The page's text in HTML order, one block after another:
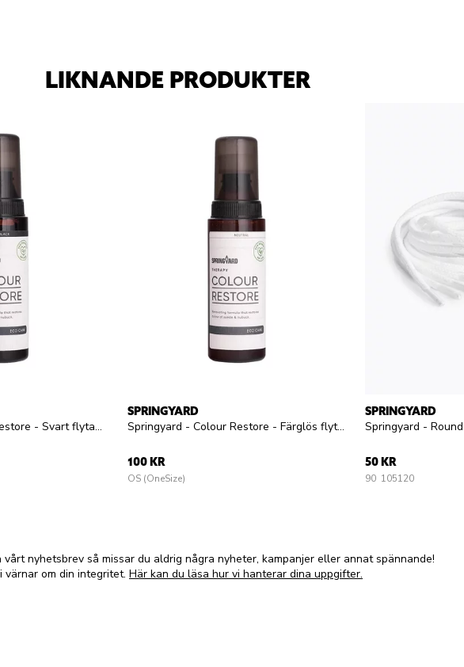
LIKNANDE PRODUKTER
Springyard - Colour Restore - Svart flytande skokräm för mocka och nubuck
SPRINGYARD
Springyard - Colour Restore - Färglös flytande skokräm för mocka och nubuck
100 KR
OS (OneSize)
SPRINGYARD
50 KR
90 105120
vårt nyhetsbrev så missar du aldrig några nyheter, kampanjer eller annat spännande!
värnar om din integritet. Här kan du läsa hur vi hanterar dina uppgifter.